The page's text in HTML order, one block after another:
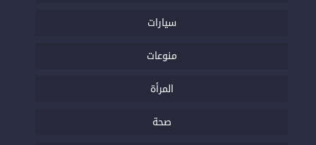
سيارات
منوعات
المرأة
صحة